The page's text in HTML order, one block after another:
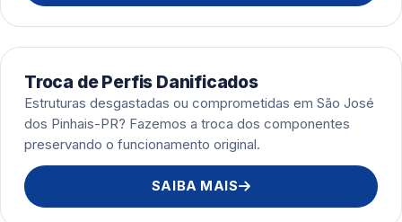
Troca de Perfis Danificados
Estruturas desgastadas ou comprometidas em São José
dos Pinhais-PR? Fazemos a troca dos componentes
preservando o funcionamento original.
SAIBA MAIS